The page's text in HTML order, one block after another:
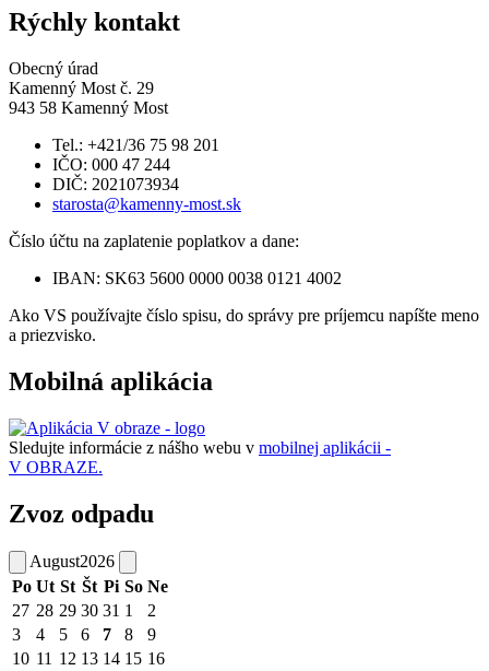
Rýchly kontakt
Obecný úrad
Kamenný Most č. 29
943 58 Kamenný Most
Tel.: +421/36 75 98 201
IČO: 000 47 244
DIČ: 2021073934
starosta@kamenny-most.sk
Číslo účtu na zaplatenie poplatkov a dane:
IBAN: SK63 5600 0000 0038 0121 4002
Ako VS používajte číslo spisu, do správy pre príjemcu napíšte meno
a priezvisko.
Mobilná aplikácia
Sledujte informácie z nášho webu v mobilnej aplikácii -
V OBRAZE.
Zvoz odpadu
August2026
Po Ut St Št Pi So Ne
27 28 29 30 31 1
2
3
4 5 6 7 8
9
10 11 12 13 14 15 16